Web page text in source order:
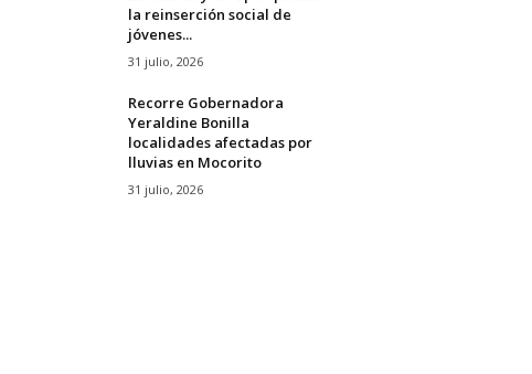
la reinserción social de
jóvenes...
31 julio, 2026
Recorre Gobernadora
Yeraldine Bonilla
localidades afectadas por
lluvias en Mocorito
31 julio, 2026